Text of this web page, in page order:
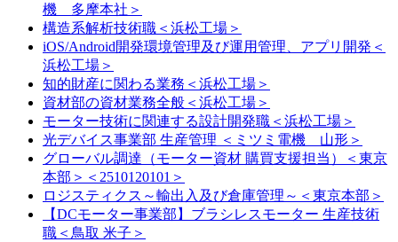
機 多摩本社＞
構造系解析技術職＜浜松工場＞
iOS/Android開発環境管理及び運用管理、アプリ開発＜
浜松工場＞
知的財産に関わる業務＜浜松工場＞
資材部の資材業務全般＜浜松工場＞
モーター技術に関連する設計開発職＜浜松工場＞
光デバイス事業部 生産管理 ＜ミツミ電機 山形＞
グローバル調達（モーター資材 購買支援担当）＜東京
本部＞＜2510120101＞
ロジスティクス～輸出入及び倉庫管理～＜東京本部＞
【DCモーター事業部】ブラシレスモーター 生産技術
職＜鳥取 米子＞